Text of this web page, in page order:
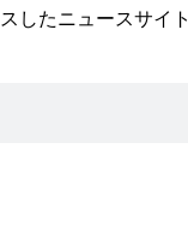
したニュースサイト